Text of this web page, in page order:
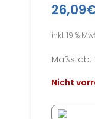
26,09
inkl. 19 %
Maßstab:
Nicht